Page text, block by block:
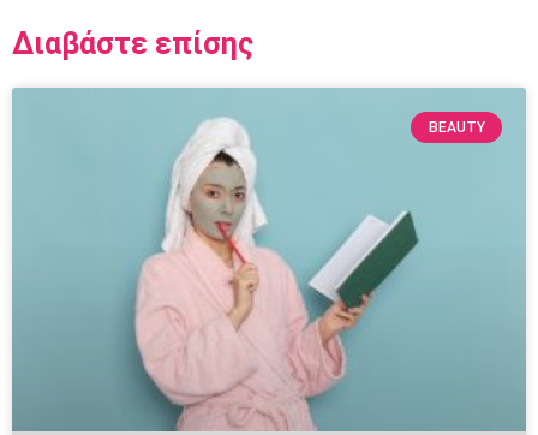
Διαβάστε επίσης
BEAUTY